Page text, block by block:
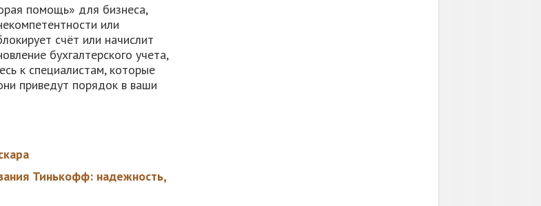
помощь» для бизнеса,
или
счёт или начислит
бухгалтерского учета,
к специалистам, которые
приведут порядок в ваши
Тинькофф: надежность,